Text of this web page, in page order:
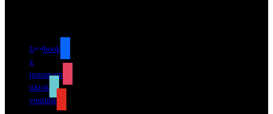
facebook
x
instagram
tiktok
youtube